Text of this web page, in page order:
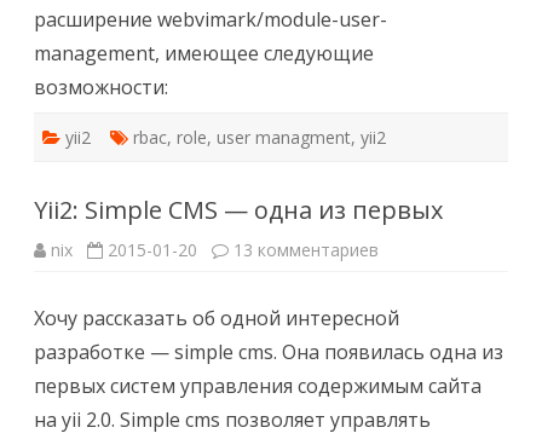
расширение webvimark/module-user-
management, имеющее следующие
возможности:
yii2 rbac, role, user managment, yii2
Yii2: Simple CMS — одна из первых
nix 2015-01-20 13 комментариев
CMS
—
одна
из
первых
Хочу рассказать об одной интересной
разработке — simple cms. Она появилась одна из
первых систем управления содержимым сайта
на yii 2.0. Simple cms позволяет управлять